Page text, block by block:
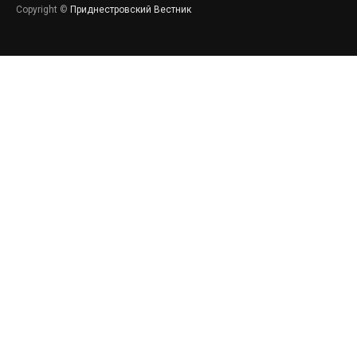
Copyright © Приднестровский Вестник